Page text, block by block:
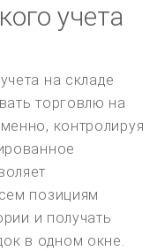
учета
на складе
торговлю на
контролируя
позициям
и получать
в одном окне.